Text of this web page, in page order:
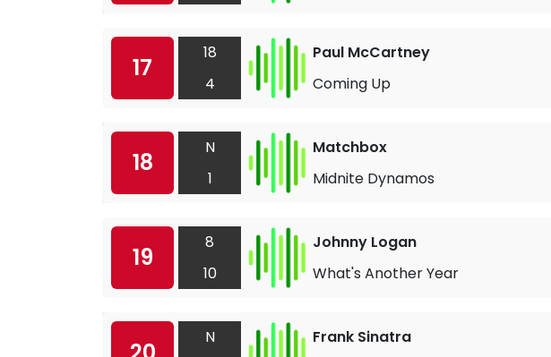
17
18
4
Paul McCartney
Coming Up
18
N
1
Matchbox
Midnite Dynamos
19
8
10
Johnny Logan
What's Another Year
N Frank Sinatra